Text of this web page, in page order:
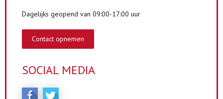
Dagelijks geopend van 09:00-17:00 uur
Contact opnemen
SOCIAL MEDIA